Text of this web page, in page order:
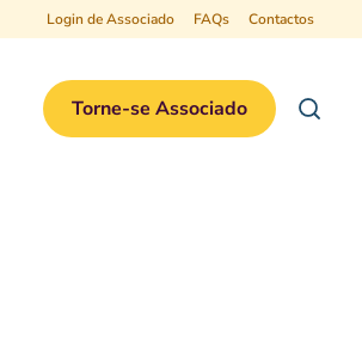
Login de Associado FAQs Contactos
Torne-se Associado